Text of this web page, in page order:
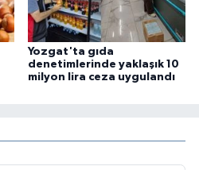
Yozgat'ta gıda
denetimlerinde yaklaşık 10
milyon lira ceza uygulandı